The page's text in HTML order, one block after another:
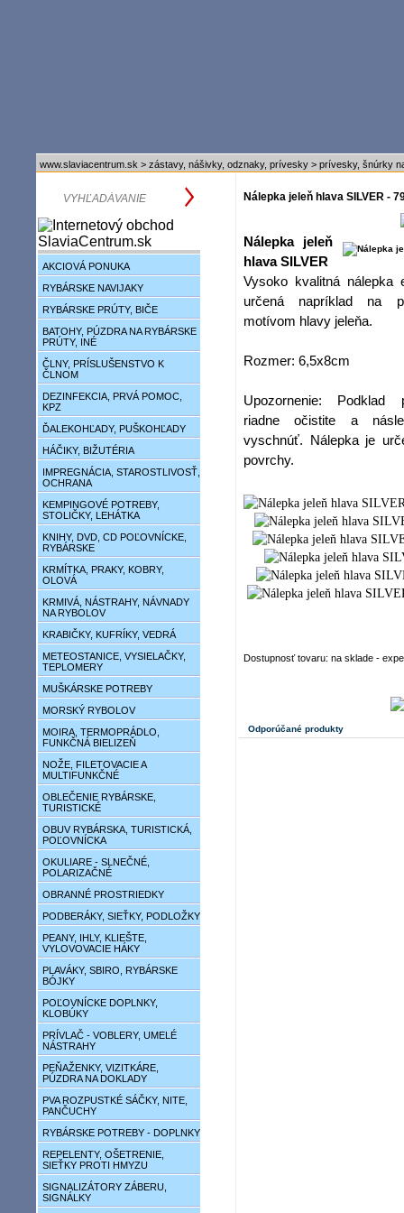
www.slaviacentrum.sk > zástavy, nášivky, odznaky, prívesky > prívesky, šnúrky
AKCIOVÁ PONUKA
RYBÁRSKE NAVIJAKY
RYBÁRSKE PRÚTY, BIČE
BATOHY, PÚZDRA NA RYBÁRSKE
PRÚTY, INÉ
ČLNY, PRÍSLUŠENSTVO K
ČLNOM
DEZINFEKCIA, PRVÁ POMOC,
KPZ
ĎALEKOHĽADY, PUŠKOHĽADY
HÁČIKY, BIŽUTÉRIA
IMPREGNÁCIA, STAROSTLIVOSŤ,
OCHRANA
KEMPINGOVÉ POTREBY,
STOLIČKY, LEHÁTKA
KNIHY, DVD, CD POĽOVNÍCKE,
RYBÁRSKE
KRMÍTKA, PRAKY, KOBRY,
OLOVÁ
KRMIVÁ, NÁSTRAHY, NÁVNADY
NA RYBOLOV
KRABIČKY, KUFRÍKY, VEDRÁ
METEOSTANICE, VYSIELAČKY,
TEPLOMERY
MUŠKÁRSKE POTREBY
MORSKÝ RYBOLOV
MOIRA, TERMOPRÁDLO,
FUNKČNÁ BIELIZEŇ
NOŽE, FILETOVACIE A
MULTIFUNKČNÉ
OBLEČENIE RYBÁRSKE,
TURISTICKÉ
OBUV RYBÁRSKA, TURISTICKÁ,
POĽOVNÍCKA
OKULIARE - SLNEČNÉ,
POLARIZAČNÉ
OBRANNÉ PROSTRIEDKY
PODBERÁKY, SIEŤKY, PODLOŽKY
PEANY, IHLY, KLIEŠTE,
VYLOVOVACIE HÁKY
PLAVÁKY, SBIRO, RYBÁRSKE
BÓJKY
POĽOVNÍCKE DOPLNKY,
KLOBÚKY
PRÍVLAČ - VOBLERY, UMELÉ
NÁSTRAHY
PEŇAŽENKY, VIZITKÁRE,
PÚZDRA NA DOKLADY
PVA ROZPUSTKÉ SÁČKY, NITE,
PANČUCHY
RYBÁRSKE POTREBY - DOPLNKY
REPELENTY, OŠETRENIE,
SIEŤKY PROTI HMYZU
SIGNALIZÁTORY ZÁBERU,
SIGNÁLKY
Nálepka jeleň hlava SILVER -
Nálepka jeleň
hlava SILVER
Vysoko kvalitná nálepka
určená napríklad na
motívom hlavy jeleňa.
Rozmer: 6,5x8cm
Upozornenie: Podklad
riadne očistite a
vyschnúť. Nálepka je
povrchy.
Dostupnosť tovaru: na sklade -
Odporúčané produkty